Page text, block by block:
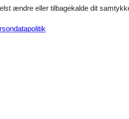
Zwei Doppelzimmer, eines davon mit
Dusche/WC/Lavabo. Zwei
worden und liegt an sonniger,
die Bushaltestelle sind in der Nähe.
ændre eller tilbagekalde dit